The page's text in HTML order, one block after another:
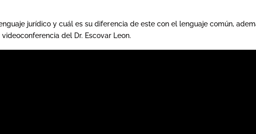
jurídico y cuál es su diferencia de este con el lenguaje común,
del Dr. Escovar Leon.